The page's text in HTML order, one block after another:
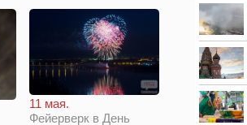
11 мая.
Фейерверк в День